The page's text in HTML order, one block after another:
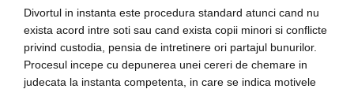
Divortul in instanta este procedura standard atunci cand nu
exista acord intre soti sau cand exista copii minori si conflicte
privind custodia, pensia de intretinere ori partajul bunurilor.
Procesul incepe cu depunerea unei cereri de chemare in
judecata la instanta competenta, in care se indica motivele